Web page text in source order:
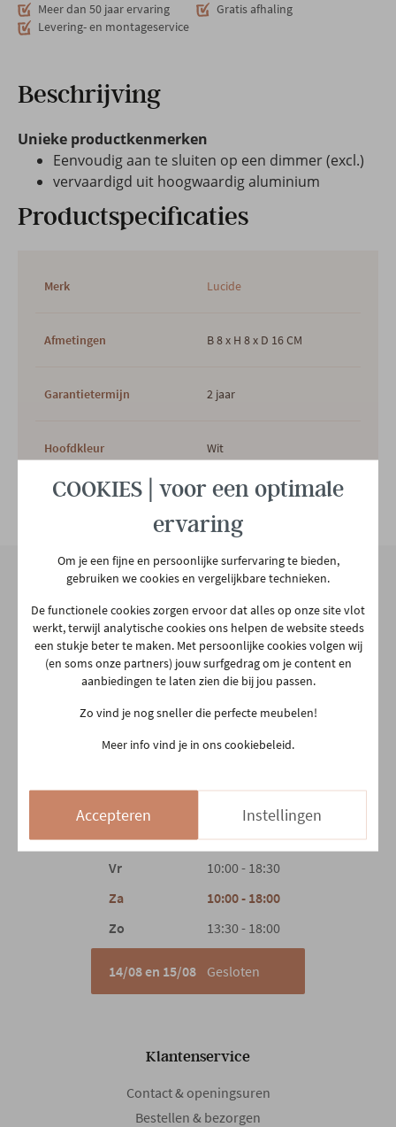
Meer dan 50 jaar ervaring
Gratis afhaling
Levering- en montageservice
Beschrijving
Unieke productkenmerken
Eenvoudig aan te sluiten op een dimmer (excl.)
vervaardigd uit hoogwaardig aluminium
Productspecificaties
Bekijk alle specificiaties
Merk Lucide
Afmetingen B 8 x H 8 x D 16 CM
Garantietermijn 2 jaar
Hoofdkleur Wit
Hoofdmateriaal Aluminium
Woonstijl Modern
Aantal colli's 1
Gewicht 0.4 kg
Onze winkel
Aarschotsesteenweg 151
2500 Lier
info@gerowonen.be
Ma
10:00 - 18:30
Woe
10:00 - 18:30
Do
Gesloten
Vr
10:00 - 18:30
Za
10:00 - 18:00
Zo
13:30 - 18:00
14/08 en 15/08 Gesloten
Klantenservice
Contact & openingsuren
Bestellen & bezorgen
COOKIES | voor een optimale
ervaring
Om je een fijne en persoonlijke surfervaring te bieden,
gebruiken we cookies en vergelijkbare technieken.
De functionele cookies zorgen ervoor dat alles op onze site vlot
werkt, terwijl analytische cookies ons helpen de website steeds
een stukje beter te maken. Met persoonlijke cookies volgen wij
(en soms onze partners) jouw surfgedrag om je content en
aanbiedingen te laten zien die bij jou passen.
Zo vind je nog sneller die perfecte meubelen!
Meer info vind je in ons cookiebeleid.
Accepteren Instellingen